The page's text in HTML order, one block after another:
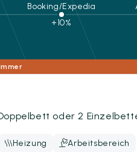
Booking/Expedia
+10%
oder 2
Heizung
Arbeitsbereich